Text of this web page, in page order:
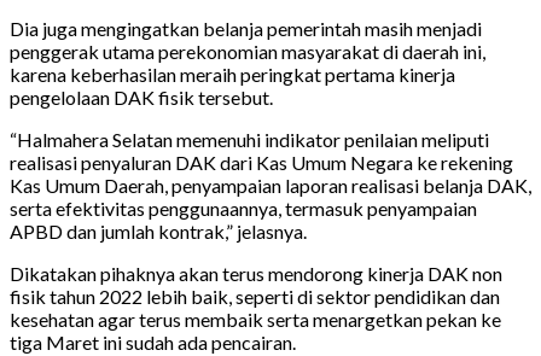
Dia juga mengingatkan belanja pemerintah masih menjadi
penggerak utama perekonomian masyarakat di daerah ini,
karena keberhasilan meraih peringkat pertama kinerja
pengelolaan DAK fisik tersebut.
“Halmahera Selatan memenuhi indikator penilaian meliputi
realisasi penyaluran DAK dari Kas Umum Negara ke rekening
Kas Umum Daerah, penyampaian laporan realisasi belanja DAK,
serta efektivitas penggunaannya, termasuk penyampaian
APBD dan jumlah kontrak,” jelasnya.
Dikatakan pihaknya akan terus mendorong kinerja DAK non
fisik tahun 2022 lebih baik, seperti di sektor pendidikan dan
kesehatan agar terus membaik serta menargetkan pekan ke
tiga Maret ini sudah ada pencairan.